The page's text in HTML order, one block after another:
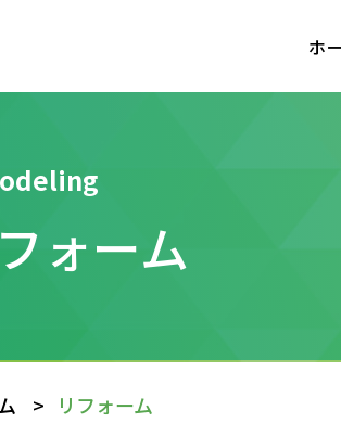
ホ
ォーム
> リフォーム